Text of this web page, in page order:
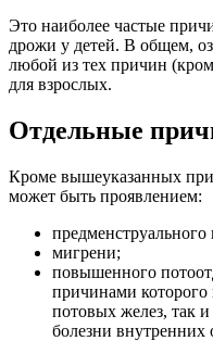
Это наиболее частые
дрожи у детей. В общем,
любой из тех причин
для взрослых.
Отдельные
Кроме вышеуказанных
может быть проявлением:
предменструального
мигрени;
повышенного
причинами которого
потовых желез, так
болезни внутренних